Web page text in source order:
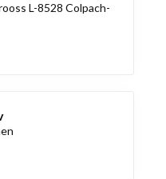
L-8528 Colpach-